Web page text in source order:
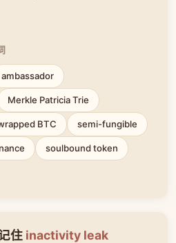
ambassador
Merkle Patricia Trie
BTC semi-fungible
soulbound token
住 inactivity leak